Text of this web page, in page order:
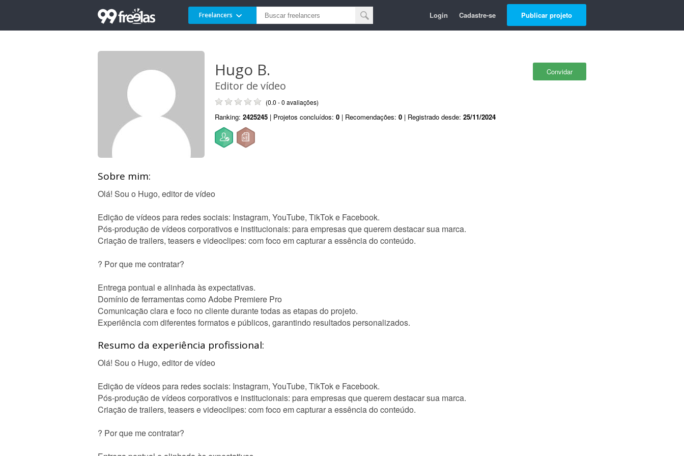
Freelancers Login Cadastre-se Publicar projeto
Convidar
Hugo B.
Editor de vídeo
(0.0 - 0 avaliações)
Ranking: 2425245 | Projetos concluídos: 0 | Recomendações: 0 | Registrado desde: 25/11/2024
Sobre mim:
Olá! Sou o Hugo, editor de vídeo
Edição de vídeos para redes sociais: Instagram, YouTube, TikTok e Facebook.
Pós-produção de vídeos corporativos e institucionais: para empresas que querem destacar sua marca.
Criação de trailers, teasers e videoclipes: com foco em capturar a essência do conteúdo.
? Por que me contratar?
Entrega pontual e alinhada às expectativas.
Domínio de ferramentas como Adobe Premiere Pro
Comunicação clara e foco no cliente durante todas as etapas do projeto.
Experiência com diferentes formatos e públicos, garantindo resultados personalizados.
Resumo da experiência profissional:
Olá! Sou o Hugo, editor de vídeo
Edição de vídeos para redes sociais: Instagram, YouTube, TikTok e Facebook.
Pós-produção de vídeos corporativos e institucionais: para empresas que querem destacar sua marca.
Criação de trailers, teasers e videoclipes: com foco em capturar a essência do conteúdo.
? Por que me contratar?